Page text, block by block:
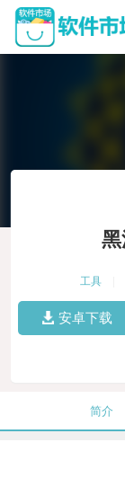
工具
安卓下载
简介